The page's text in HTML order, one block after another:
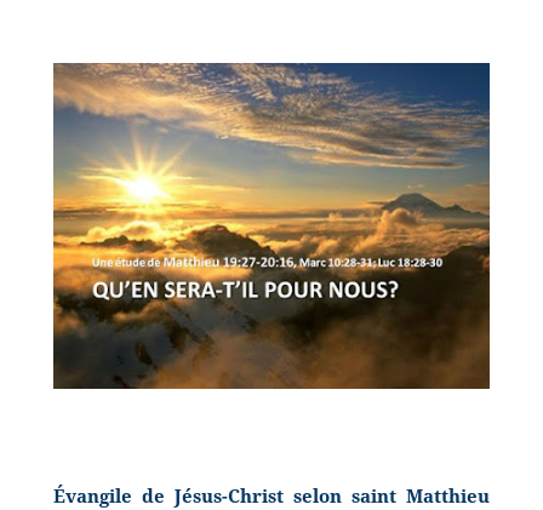
Évangile de Jésus-Christ selon saint Matthieu